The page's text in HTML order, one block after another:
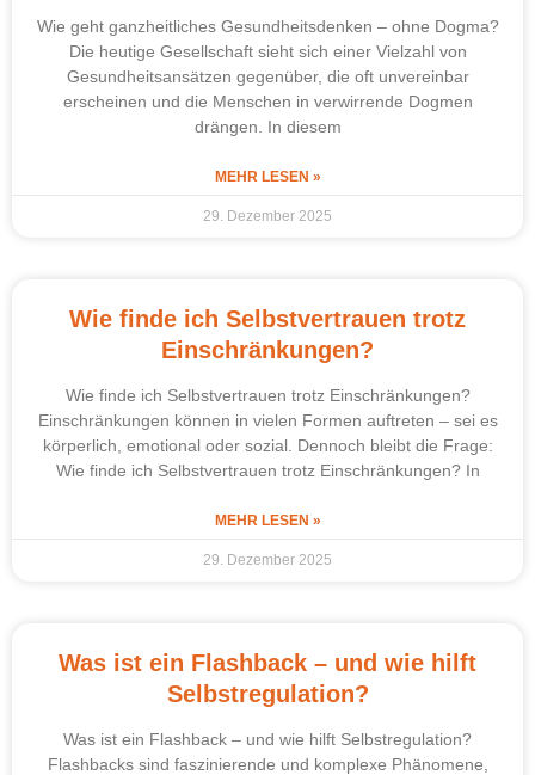
Wie geht ganzheitliches Gesundheitsdenken – ohne Dogma?
Die heutige Gesellschaft sieht sich einer Vielzahl von
Gesundheitsansätzen gegenüber, die oft unvereinbar
erscheinen und die Menschen in verwirrende Dogmen
drängen. In diesem
MEHR LESEN »
29. Dezember 2025
Wie finde ich Selbstvertrauen trotz
Einschränkungen?
Wie finde ich Selbstvertrauen trotz Einschränkungen?
Einschränkungen können in vielen Formen auftreten – sei es
körperlich, emotional oder sozial. Dennoch bleibt die Frage:
Wie finde ich Selbstvertrauen trotz Einschränkungen? In
MEHR LESEN »
29. Dezember 2025
Was ist ein Flashback – und wie hilft
Selbstregulation?
Was ist ein Flashback – und wie hilft Selbstregulation?
Flashbacks sind faszinierende und komplexe Phänomene,